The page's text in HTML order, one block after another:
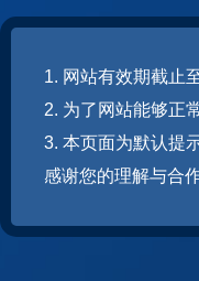
1. 网站有效期截止
2. 为了网站能够正
3. 本页面为默认提
感谢您的理解与合作